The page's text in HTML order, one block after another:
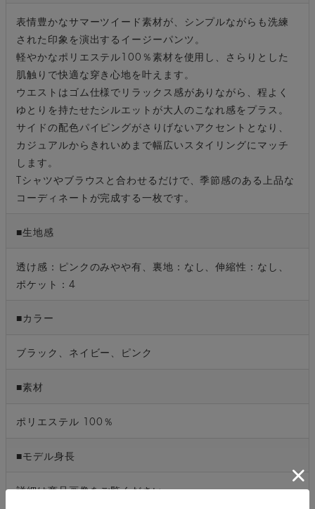
表情豊かなサマーツイード素材が、シンプルながらも洗練
された印象を演出するイージーパンツ。
軽やかなポリエステル100％素材を使用し、さらりとした
肌触りで快適な穿き心地を叶えます。
ウエストはゴム仕様でリラックス感がありながら、程よく
ゆとりを持たせたシルエットが大人のこなれ感をプラス。
サイドの配色パイピングがさりげないアクセントとなり、
カジュアルからきれいめまで幅広いスタイリングにマッチ
します。
Tシャツやブラウスと合わせるだけで、季節感のある上品な
コーディネートが完成する一枚です。
■生地感
透け感：ピンクのみやや有、裏地：なし、伸縮性：なし、
ポケット：4
■カラー
ブラック、ネイビー、ピンク
■素材
ポリエステル 100％
■モデル身長
詳細は商品画像をご覧ください。